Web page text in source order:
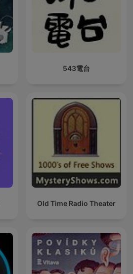
543電台
Old Time Radio Theater